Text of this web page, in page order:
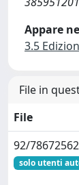
Appare
3.5
File in
File
92/
solo utenti